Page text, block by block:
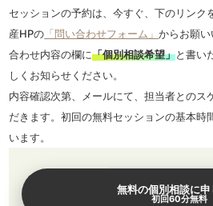
セッションの予約は、今すぐ、下のリンク
産HPの 「問い合わせフォーム」からお願
合わせ内容の欄に「個別相談希望」と書い
しくお知らせください。
内容確認次第、メールにて、担当者とのス
だきます。初回の無料セッションの基本時
います。
無料の個別相談に
初回60分無料